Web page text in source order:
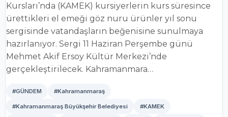
Kursları’nda (KAMEK) kursiyerlerin kurs süresince
ürettikleri el emeği göz nuru ürünler yıl sonu
sergisinde vatandaşların beğenisine sunulmaya
hazırlanıyor. Sergi 11 Haziran Perşembe günü
Mehmet Akif Ersoy Kültür Merkezi’nde
gerçekleştirilecek. Kahramanmara…
#GÜNDEM #Kahramanmaraş
#Kahramanmaraş Büyükşehir Belediyesi #KAMEK